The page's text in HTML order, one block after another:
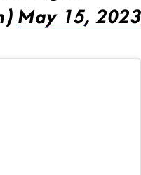
May 15, 2023